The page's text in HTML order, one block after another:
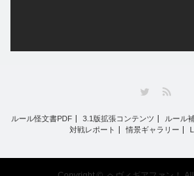
ルール怪文書PDF 3.1版拡張コンテンツ ルール
対戦レポート
情景ギャラリー